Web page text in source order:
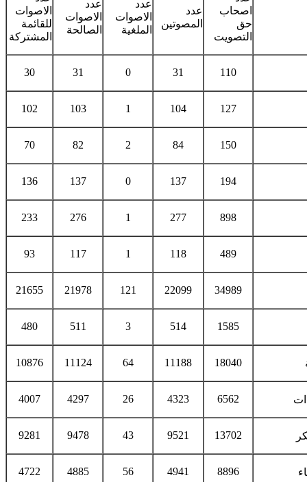
اصحاب
حق
التصويت
عدد
المصوتين
عدد
الاصوات
الملغية
عدد
الاصوات
الصالحة
الاصوات
للقائمة
المشتركة
110
31
0
31
30
127
104
1
103
102
150
84
2
82
70
194
137
0
137
136
898
277
1
276
233
489
118
1
117
93
34989
22099
121
21978
21655
1585
514
3
511
480
18040
11188
64
11124
10876
6562
4323
26
4297
4007
13702
9521
43
9478
9281
8896
4941
56
4885
4722